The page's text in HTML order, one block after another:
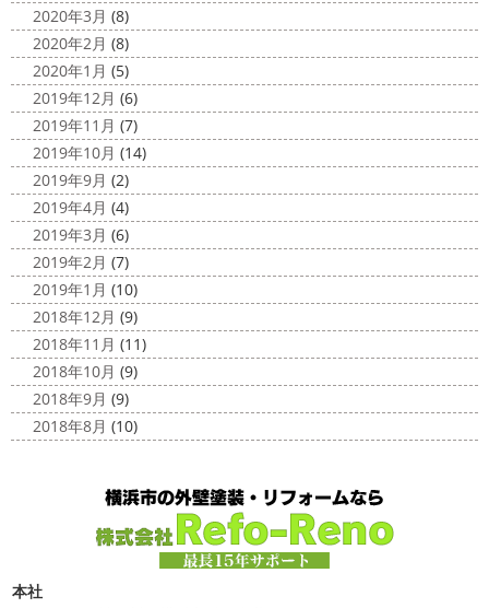
2020年3月 (8)
2020年2月 (8)
2020年1月 (5)
2019年12月 (6)
2019年11月 (7)
2019年10月 (14)
2019年9月 (2)
2019年4月 (4)
2019年3月 (6)
2019年2月 (7)
2019年1月 (10)
2018年12月 (9)
2018年11月 (11)
2018年10月 (9)
2018年9月 (9)
2018年8月 (10)
本社